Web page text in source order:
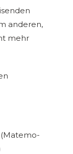
anderen,
mehr